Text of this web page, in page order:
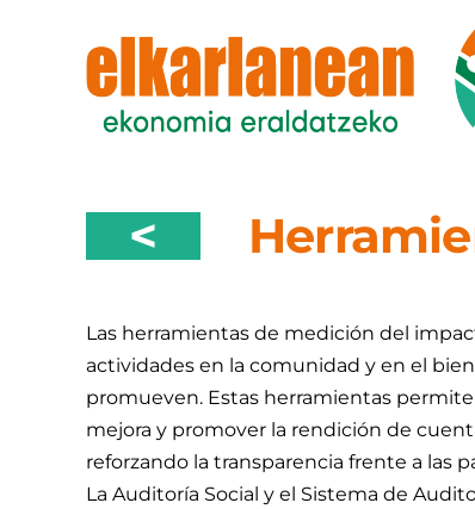
contenido
<
Las herramientas de medición del
actividades en la comunidad y en el
promueven. Estas herramientas
mejora y promover la rendición de
reforzando la transparencia frente a las
La Auditoría Social y el Sistema de